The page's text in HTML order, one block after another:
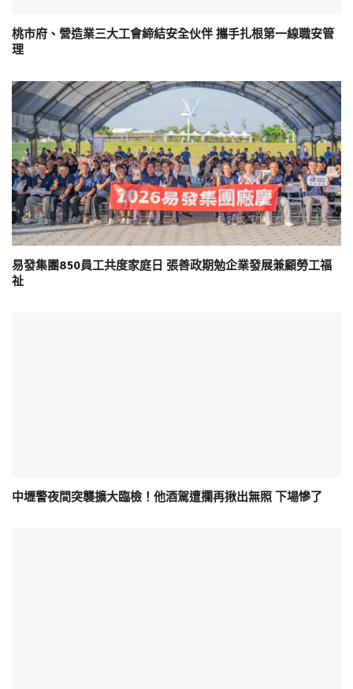
桃市府、營造業三大工會締結安全伙伴 攜手扎根第一線職安管
理
易發集團850員工共度家庭日 張善政期勉企業發展兼顧勞工福
祉
中壢警夜間突襲擴大臨檢！他酒駕遭攔再揪出無照 下場慘了